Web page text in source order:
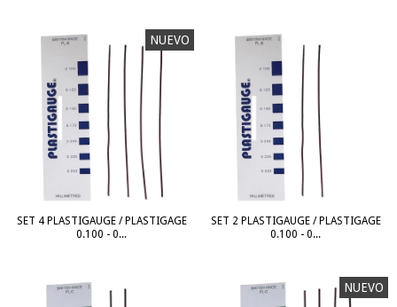
NUEVO
SET 4 PLASTIGAUGE / PLASTIGAGE
0.100 - 0...
SET 2 PLASTIGAUGE / PLASTIGAGE
0.100 - 0...
NUEVO